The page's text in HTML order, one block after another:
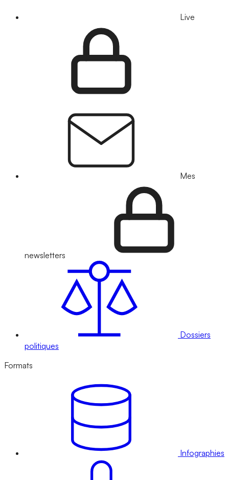
Live
Mes
newsletters
Dossiers
politiques
Formats
Infographies